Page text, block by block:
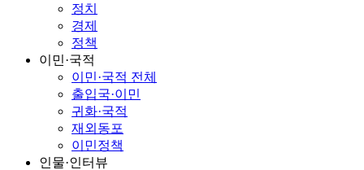
정치
경제
정책
이민·국적
이민·국적 전체
출입국·이민
귀화·국적
재외동포
이민정책
인물·인터뷰